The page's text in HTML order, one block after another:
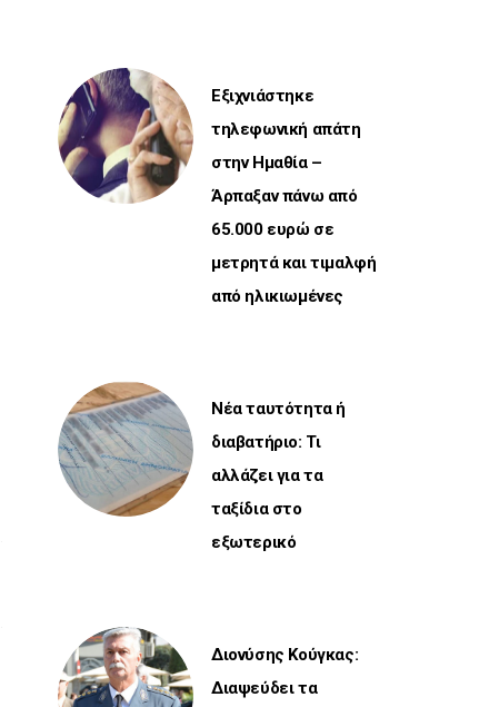
Εξιχνιάστηκε
τηλεφωνική απάτη
στην Ημαθία –
Άρπαξαν πάνω από
65.000 ευρώ σε
μετρητά και τιμαλφή
από ηλικιωμένες
Νέα ταυτότητα ή
διαβατήριο: Τι
αλλάζει για τα
ταξίδια στο
εξωτερικό
Διονύσης Κούγκας:
Διαψεύδει τα